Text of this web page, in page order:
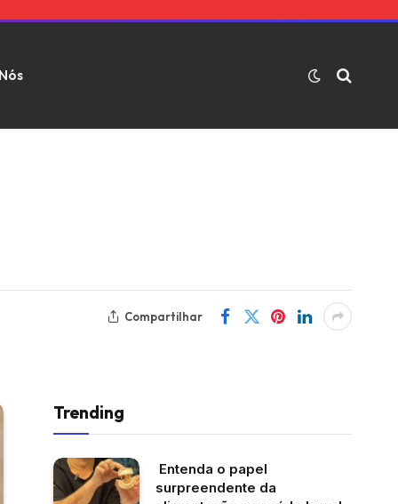
Compartilhar
Trending
Entenda o papel
surpreendente da